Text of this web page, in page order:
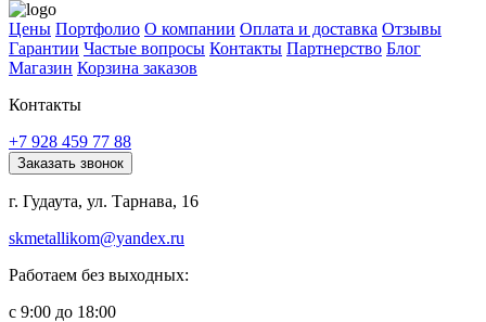
Цены Портфолио О компании Оплата и доставка Отзывы
Гарантии Частые вопросы Контакты Партнерство Блог
Магазин Корзина заказов
Контакты
+7 928 459 77 88
Заказать звонок
г. Гудаута, ул. Тарнава, 16
skmetallikom@yandex.ru
Работаем без выходных:
с 9:00 до 18:00